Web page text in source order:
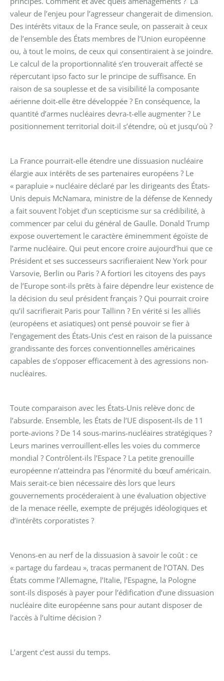
valeur de l’enjeu pour l’agresseur changerait de dimension.
Des intérêts vitaux de la France seule, on passerait à ceux
de l’ensemble des États membres de l’Union européenne
ou, à tout le moins, de ceux qui consentiraient à se joindre.
Le calcul de la proportionnalité s’en trouverait affecté se
répercutant ipso facto sur le principe de suffisance. En
raison de sa souplesse et de sa visibilité la composante
aérienne doit-elle être développée ? En conséquence, la
quantité d’armes nucléaires devra-t-elle augmenter ? Le
positionnement territorial doit-il s’étendre, où et jusqu’où ?
La France pourrait-elle étendre une dissuasion nucléaire
élargie aux intérêts de ses partenaires européens ? Le
« parapluie » nucléaire déclaré par les dirigeants des États-
Unis depuis McNamara, ministre de la défense de Kennedy
a fait souvent l’objet d’un scepticisme sur sa crédibilité, à
commencer par celui du général de Gaulle. Donald Trump
expose ouvertement le caractère éminemment égoïste de
l’arme nucléaire. Qui peut encore croire aujourd’hui que ce
Président et ses successeurs sacrifieraient New York pour
Varsovie, Berlin ou Paris ? A fortiori les citoyens des pays
de l’Europe sont-ils prêts à faire dépendre leur existence de
la décision du seul président français ? Qui pourrait croire
qu’il sacrifierait Paris pour Tallinn ? En vérité si les alliés
(européens et asiatiques) ont pensé pouvoir se fier à
l’engagement des États-Unis c’est en raison de la puissance
grandissante des forces conventionnelles américaines
capables de s’opposer efficacement à des agressions non-
nucléaires.
Toute comparaison avec les États-Unis relève donc de
l’absurde. Ensemble, les États de l’UE disposent-ils de 11
porte-avions ? De 14 sous-marins-nucléaires stratégiques ?
Leurs marines verrouillent-elles les voies du commerce
mondial ? Contrôlent-ils l’Espace ? La petite grenouille
européenne n’atteindra pas l’énormité du bœuf américain.
Mais serait-ce bien nécessaire dès lors que leurs
gouvernements procéderaient à une évaluation objective
de la menace réelle, exempte de préjugés idéologiques et
d’intérêts corporatistes ?
Venons-en au nerf de la dissuasion à savoir le coût : ce
« partage du fardeau », tracas permanent de l’OTAN. Des
États comme l’Allemagne, l’Italie, l’Espagne, la Pologne
sont-ils disposés à payer pour l’édification d’une dissuasion
nucléaire dite européenne sans pour autant disposer de
l’accès à l’ultime décision ?
L’argent c’est aussi du temps.